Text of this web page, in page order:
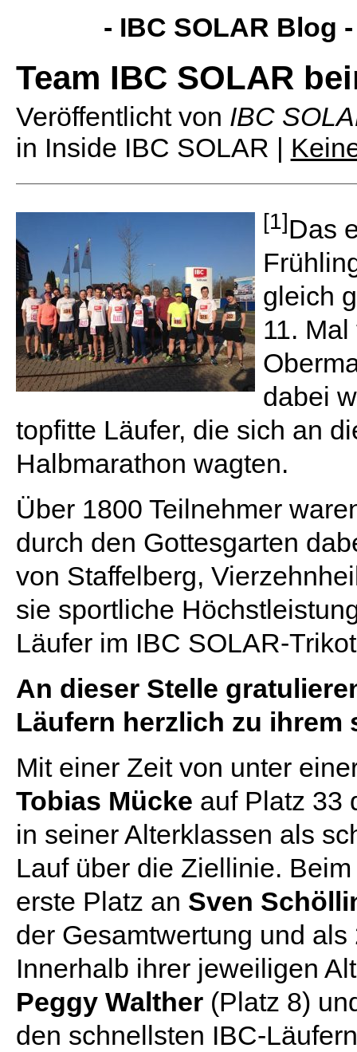
- IBC SOLAR Blog
Team IBC SOLAR
Veröffentlicht von IBC
in Inside IBC SOLAR |
[1]Das
gleich
11. Mal
dabei
topfitte Läufer, die sich an
Halbmarathon wagten.
Über 1800 Teilnehmer
durch den Gottesgarten
von Staffelberg,
sie sportliche
Läufer im IBC SOLAR-
An dieser Stelle
Läufern herzlich zu
Mit einer Zeit von unter
Tobias Mücke auf Platz 33
in seiner Alterklassen als
Lauf über die Ziellinie.
erste Platz an Sven
der Gesamtwertung und
Innerhalb ihrer jeweiligen
Peggy Walther(Platz 8)
den schnellsten IBC-